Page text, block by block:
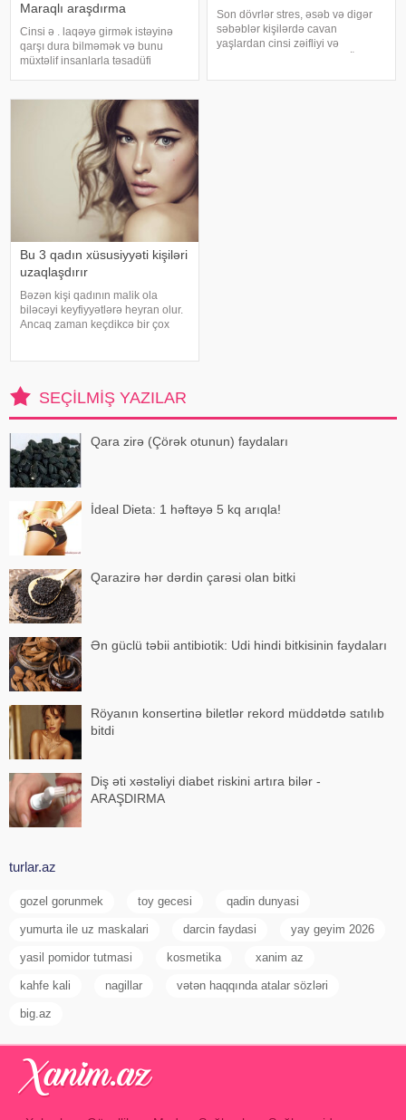
Maraqlı araşdırma
Cinsi ə . laqəyə girmək istəyinə
qarşı dura bilməmək və bunu
müxtəlif insanlarla təsadüfi
araşdırıb. "Səhər, günorta və
axşam başqa bir qadın/kişi il
Son dövrlər stres, əsəb və digər
səbəblər kişilərdə cavan
yaşlardan cinsi zəifliyi və
Bu 3 qadın xüsusiyyəti kişiləri
uzaqlaşdırır
Bəzən kişi qadının malik ola
biləcəyi keyfiyyətlərə heyran olur.
Ancaq zaman keçdikcə bir çox
KişilərSEÇILMIŞ YAZILAR
Qara zirə (Çörək otunun) faydaları
İdeal Dieta: 1 həftəyə 5 kq arıqla!
Qarazirə hər dərdin çarəsi olan bitki
Ən güclü təbii antibiotik: Udi hindi bitkisinin faydaları
Röyanın konsertinə biletlər rekord müddətdə satılıb
bitdi
Diş əti xəstəliyi diabet riskini artıra bilər -
ARAŞDIRMA
turlar.az
gozel gorunmek toy gecesi qadin dunyasi
yumurta ile uz maskalari darcin faydasi yay geyim 2026
yasil pomidor tutmasi kosmetika xanim az
kahfe kali nagillar vətən haqqında atalar sözləri
big.az